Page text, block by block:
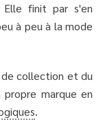
Elle finit par s'en
à peu à la mode
collection et du
marque en
.